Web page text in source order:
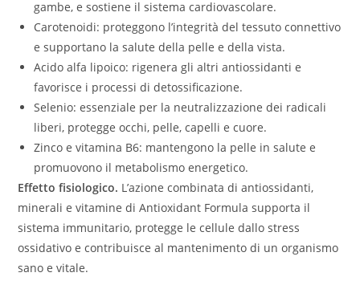
gambe, e sostiene il sistema cardiovascolare.
Carotenoidi: proteggono l’integrità del tessuto connettivo
e supportano la salute della pelle e della vista.
Acido alfa lipoico: rigenera gli altri antiossidanti e
favorisce i processi di detossificazione.
Selenio: essenziale per la neutralizzazione dei radicali
liberi, protegge occhi, pelle, capelli e cuore.
Zinco e vitamina B6: mantengono la pelle in salute e
promuovono il metabolismo energetico.
Effetto fisiologico. L’azione combinata di antiossidanti,
minerali e vitamine di Antioxidant Formula supporta il
sistema immunitario, protegge le cellule dallo stress
ossidativo e contribuisce al mantenimento di un organismo
sano e vitale.